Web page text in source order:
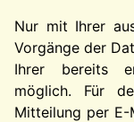
Nur mit Ihrer
Vorgänge der
Ihrer bereits
möglich. Für
Mitteilung per E-